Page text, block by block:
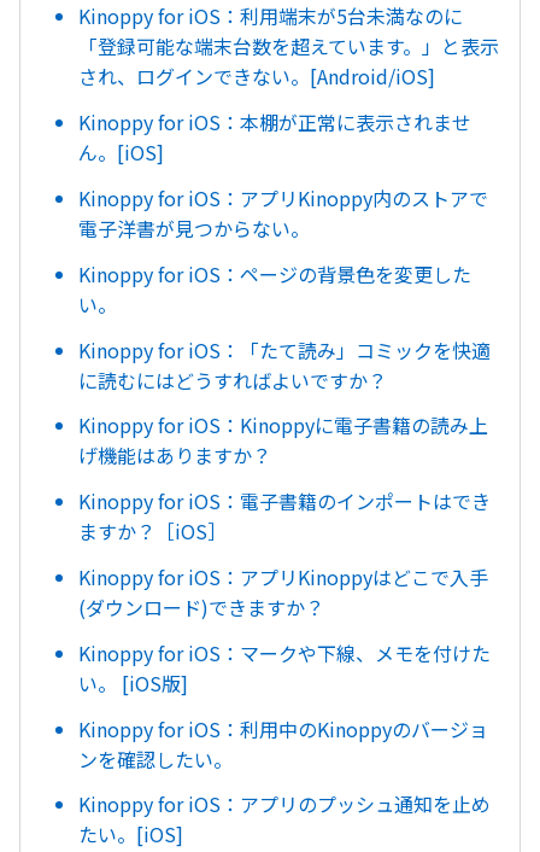
Kinoppy for iOS：利用端末が5台未満なのに
「登録可能な端末台数を超えています。」と表示
され、ログインできない。[Android/iOS]
Kinoppy for iOS：本棚が正常に表示されませ
ん。[iOS]
Kinoppy for iOS：アプリKinoppy内のストアで
電子洋書が見つからない。
Kinoppy for iOS：ページの背景色を変更した
い。
Kinoppy for iOS：「たて読み」コミックを快適
に読むにはどうすればよいですか？
Kinoppy for iOS：Kinoppyに電子書籍の読み上
げ機能はありますか？
Kinoppy for iOS：電子書籍のインポートはでき
ますか？［iOS］
Kinoppy for iOS：アプリKinoppyはどこで入手
(ダウンロード)できますか？
Kinoppy for iOS：マークや下線、メモを付けた
い。 [iOS版]
Kinoppy for iOS：利用中のKinoppyのバージョ
ンを確認したい。
Kinoppy for iOS：アプリのプッシュ通知を止め
たい。[iOS]